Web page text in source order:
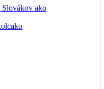
Slovákov ako